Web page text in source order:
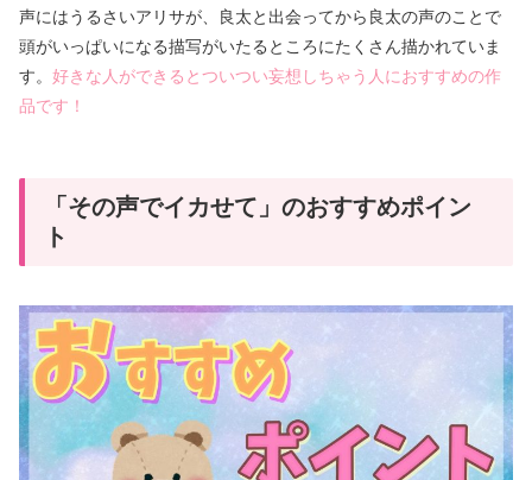
声にはうるさいアリサが、良太と出会ってから良太の声のことで
頭がいっぱいになる描写がいたるところにたくさん描かれていま
す。 好きな人ができるとついつい妄想しちゃう人におすすめの作
品です！
「その声でイカせて」のおすすめポイン
ト